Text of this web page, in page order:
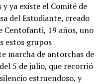
y ya existe el Comité de
del Estudiante, creado
Centofanti, 19 años, uno
estos grupos
marcha de antorchas de
5 de julio, que recorrió
estruendoso, y